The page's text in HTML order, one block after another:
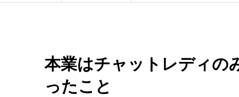
本業はチャットレディの
ったこと